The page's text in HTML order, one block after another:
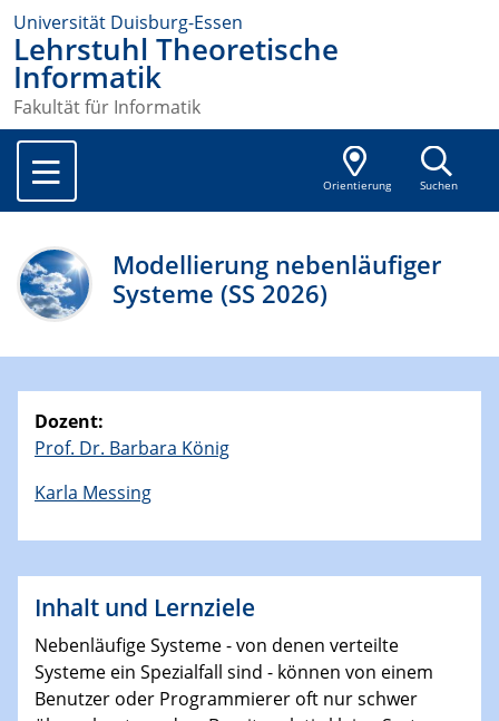
Universität Duisburg-Essen
Lehrstuhl Theoretische
Informatik
Fakultät für Informatik
Orientierung Suchen
Modellierung nebenläufiger
Systeme (SS 2026)
Dozent:
Prof. Dr. Barbara König
Karla Messing
Inhalt und Lernziele
Nebenläufige Systeme - von denen verteilte
Systeme ein Spezialfall sind - können von einem
Benutzer oder Programmierer oft nur schwer